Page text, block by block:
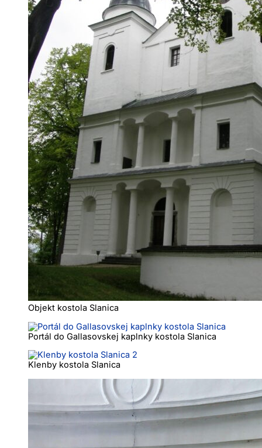
Objekt kostola Slanica
Portál do Gallasovskej kaplnky kostola Slanica
Klenby kostola Slanica